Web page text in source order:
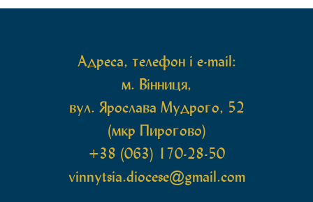
Адреса, телефон і e-mail:
м. Вінниця,
вул. Ярослава Мудрого, 52
(мкр Пирогово)
+38 (063) 170-28-50
vinnytsia.diocese@gmail.com